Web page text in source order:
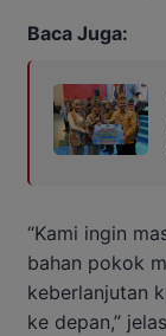
Baca Juga:
“Kami ingin
bahan pokok
keberlanjutan
ke depan,”